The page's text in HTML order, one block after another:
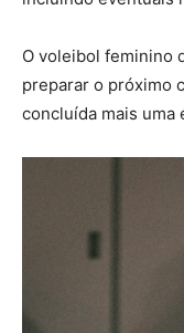
O voleibol feminino
preparar o próximo
concluída mais uma